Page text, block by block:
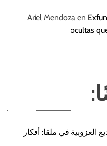
Ariel Mendoza en
ocultas